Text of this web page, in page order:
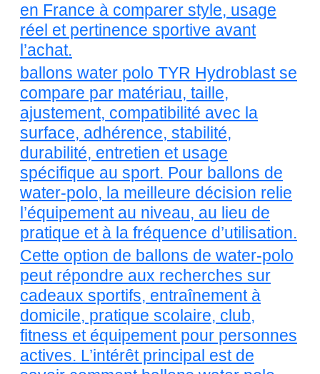
en France à comparer style, usage
réel et pertinence sportive avant
l’achat.
ballons water polo TYR Hydroblast se
compare par matériau, taille,
ajustement, compatibilité avec la
surface, adhérence, stabilité,
durabilité, entretien et usage
spécifique au sport. Pour ballons de
water-polo, la meilleure décision relie
l’équipement au niveau, au lieu de
pratique et à la fréquence d’utilisation.
Cette option de ballons de water-polo
peut répondre aux recherches sur
cadeaux sportifs, entraînement à
domicile, pratique scolaire, club,
fitness et équipement pour personnes
actives. L’intérêt principal est de